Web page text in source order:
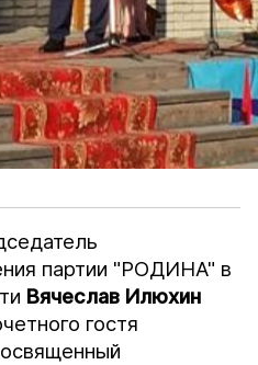
партии "РОДИНА" в
Вячеслав Илюхин
гостя